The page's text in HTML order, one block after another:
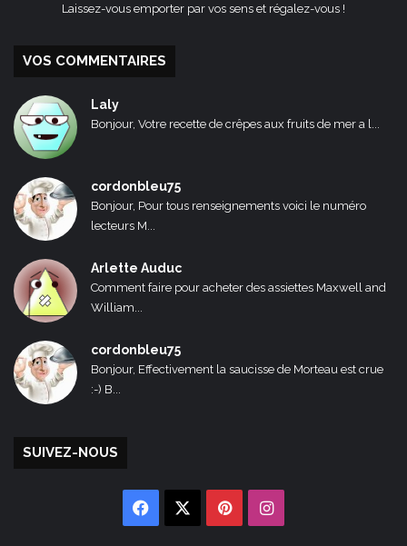
Laissez-vous emporter par vos sens et régalez-vous !
VOS COMMENTAIRES
Laly
Bonjour, Votre recette de crêpes aux fruits de mer a l...
cordonbleu75
Bonjour, Pour tous renseignements voici le numéro
lecteurs M...
Arlette Auduc
Comment faire pour acheter des assiettes Maxwell and
William...
cordonbleu75
Bonjour, Effectivement la saucisse de Morteau est crue
:-) B...
SUIVEZ-NOUS
Facebook PinterestInstagram